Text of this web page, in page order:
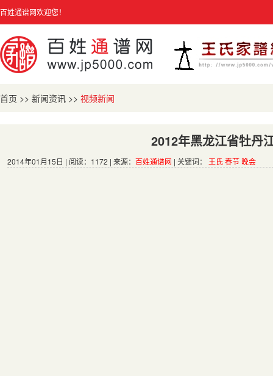
百姓通谱网欢迎您！
首页 >> 新闻资讯 >> 视频新闻
2012年黑龙江省牡丹
2014年01月15日 | 阅读：1172 | 来源： 百姓通谱网 | 关键词： 王氏 春节 晚会